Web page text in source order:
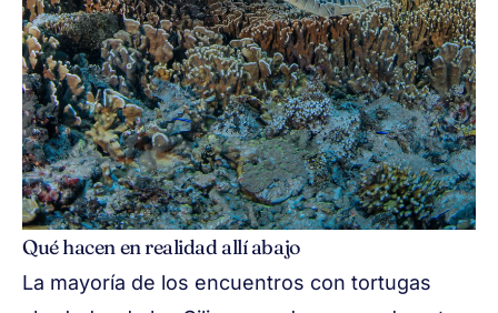
Qué hacen en realidad allí abajo
La mayoría de los encuentros con tortugas